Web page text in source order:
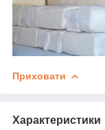
Приховати
Характеристики